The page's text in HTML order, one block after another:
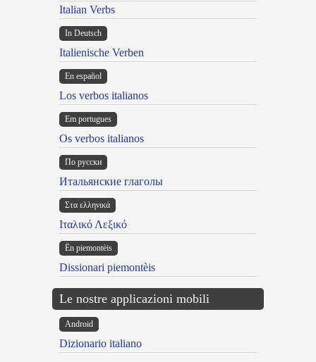
Italian Verbs
In Deutsch
Italienische Verben
En español
Los verbos italianos
Em portugues
Os verbos italianos
По русски
Итальянские глаголы
Στα ελληνικά
Ιταλικό Λεξικό
Ën piemontèis
Dissionari piemontèis
Le nostre applicazioni mobili
Android
Dizionario italiano